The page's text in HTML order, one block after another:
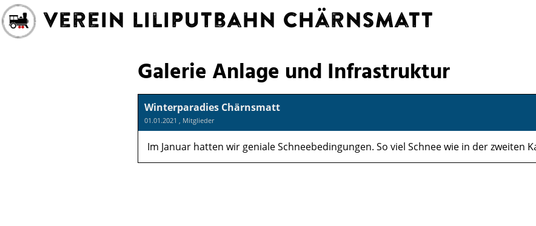
Verein Liliputbahn Chärnsmatt
Galerie Anlage und Infrastruktur
Winterparadies Chärnsmatt
01.01.2021 , Mitglieder
Im Januar hatten wir geniale Schneebedingungen. So viel Schnee wie in der zweiten